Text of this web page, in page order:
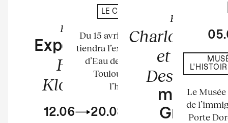
En cours
Exposition
Exposition de
Harumi
Klossowska
12.06 20.08
LE CHÂTEAU D'EAU
Du 15 avril au 23 août 2026 se
tiendra l’exposition au Château
d’Eau de l’espace La Tour à
Toulouse. Elle mettra à
l’honneur les...
Exposition
Charlotte
et
Descamps
musée
Grenoble
Le
de
Porte